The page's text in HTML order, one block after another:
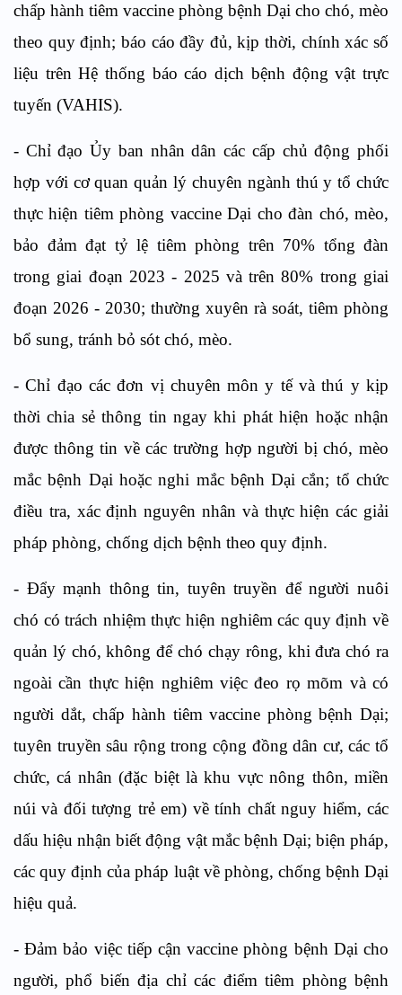
chấp hành tiêm vaccine phòng bệnh Dại cho chó, mèo
theo quy định; báo cáo đầy đủ, kịp thời, chính xác số
liệu trên Hệ thống báo cáo dịch bệnh động vật trực
tuyến (VAHIS).
- Chỉ đạo Ủy ban nhân dân các cấp chủ động phối
hợp với cơ quan quản lý chuyên ngành thú y tổ chức
thực hiện tiêm phòng vaccine Dại cho đàn chó, mèo,
bảo đảm đạt tỷ lệ tiêm phòng trên 70% tổng đàn
trong giai đoạn 2023 - 2025 và trên 80% trong giai
đoạn 2026 - 2030; thường xuyên rà soát, tiêm phòng
bổ sung, tránh bỏ sót chó, mèo.
- Chỉ đạo các đơn vị chuyên môn y tế và thú y kịp
thời chia sẻ thông tin ngay khi phát hiện hoặc nhận
được thông tin về các trường hợp người bị chó, mèo
mắc bệnh Dại hoặc nghi mắc bệnh Dại cắn; tổ chức
điều tra, xác định nguyên nhân và thực hiện các giải
pháp phòng, chống dịch bệnh theo quy định.
- Đẩy mạnh thông tin, tuyên truyền để người nuôi
chó có trách nhiệm thực hiện nghiêm các quy định về
quản lý chó, không để chó chạy rông, khi đưa chó ra
ngoài cần thực hiện nghiêm việc đeo rọ mõm và có
người dắt, chấp hành tiêm vaccine phòng bệnh Dại;
tuyên truyền sâu rộng trong cộng đồng dân cư, các tổ
chức, cá nhân (đặc biệt là khu vực nông thôn, miền
núi và đối tượng trẻ em) về tính chất nguy hiểm, các
dấu hiệu nhận biết động vật mắc bệnh Dại; biện pháp,
các quy định của pháp luật về phòng, chống bệnh Dại
hiệu quả.
- Đảm bảo việc tiếp cận vaccine phòng bệnh Dại cho
người, phổ biến địa chỉ các điểm tiêm phòng bệnh